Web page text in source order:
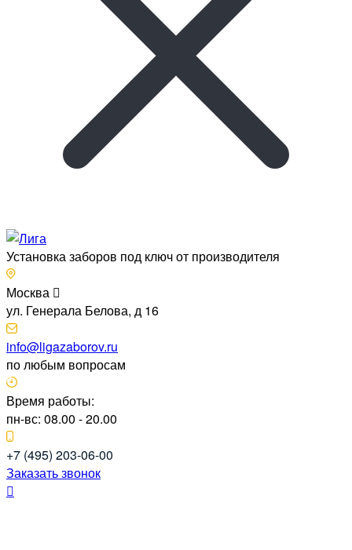
Установка заборов под ключ от производителя
Москва
ул. Генерала Белова, д 16
info@ligazaborov.ru
по любым вопросам
Время работы:
пн-вс: 08.00 - 20.00
+7 (495) 203-06-00
Заказать звонок